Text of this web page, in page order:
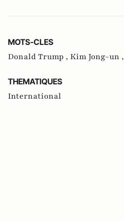
MOTS-CLES
Donald Trump , Kim Jong-un ,
THEMATIQUES
International